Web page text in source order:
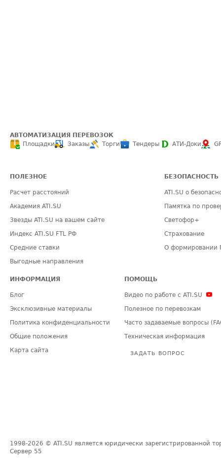
АВТОМАТИЗАЦИЯ ПЕРЕВОЗОК
Площадки
Заказы Торги Тендеры АТИ-Доки
ПОЛЕЗНОЕ
Расчет расстояний
Академия ATI.SU
Звезды ATI.SU на вашем сайте
Индекс ATI.SU FTL РФ
Средние ставки
Выгодные направления
БЕЗОПАСНОСТЬ
ATI.SU о
Памятка по
Светофор+
Страхование
О формировании
ИНФОРМАЦИЯ
Блог
Эксклюзивные материалы
Политика конфиденциальности
Общие положения
Карта сайта
ПОМОЩЬ
Видео по работе с ATI.SU
Полезное по перевозкам
Часто задаваемые вопросы
Техническая информация
ЗАДАТЬ ВОПРОС
1998-2026 © ATI.SU является юридически зарегистрированной
Сервер 55